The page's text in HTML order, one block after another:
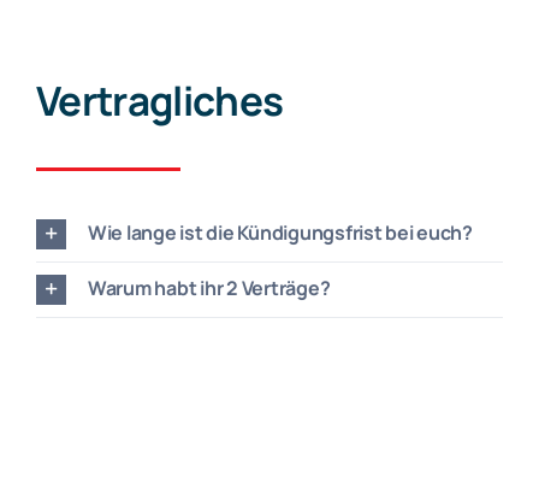
Vertragliches
Wie lange ist die Kündigungsfrist bei euch?
Warum habt ihr 2 Verträge?